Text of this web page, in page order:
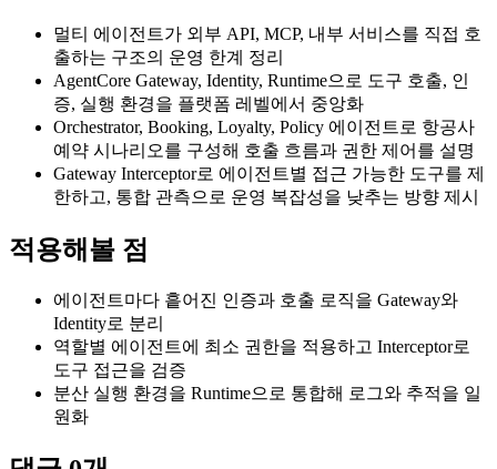
멀티 에이전트가 외부 API, MCP, 내부 서비스를 직접 호
출하는 구조의 운영 한계 정리
AgentCore Gateway, Identity, Runtime으로 도구 호출, 인
증, 실행 환경을 플랫폼 레벨에서 중앙화
Orchestrator, Booking, Loyalty, Policy 에이전트로 항공사
예약 시나리오를 구성해 호출 흐름과 권한 제어를 설명
Gateway Interceptor로 에이전트별 접근 가능한 도구를 제
한하고, 통합 관측으로 운영 복잡성을 낮추는 방향 제시
적용해볼 점
에이전트마다 흩어진 인증과 호출 로직을 Gateway와
Identity로 분리
역할별 에이전트에 최소 권한을 적용하고 Interceptor로
도구 접근을 검증
분산 실행 환경을 Runtime으로 통합해 로그와 추적을 일
원화